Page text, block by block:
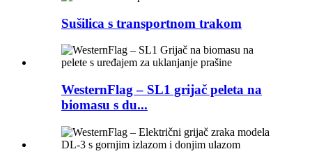
Sušilica s transportnom trakom
WesternFlag – SL1 grijač peleta na
biomasu s du...